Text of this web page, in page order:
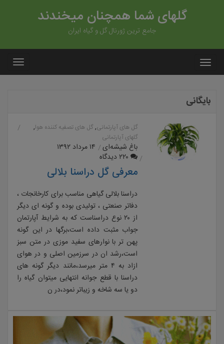
گلهای شما همچنان میخندند
جامع ترین ژورنال گل و گیاه ایران
بایگانی
گل های آپارتمانی, گل های تصفیه کننده هوا,
گلهای آپارتمانی
باغ شیشه‌ای
۱۴ مرداد ۱۳۹۲
۲۲۰ دیدگاه
معرفی گل دراسنا بلالی
دراسنا بلالی گیاهی مناسب برای کارخانجات ،
دفاتر صنعتی ، تولیدی بوده و گونه ای دیگر
از ۲۰ نوع دراسناست که به شرایط آپارتمان
جواب مثبت داده است،برگها در این گونه
پهن تر با نوارهای سفید موزی در متن سبز
است،رشد ان در سرزمین اصلی و در هوای
ازاد به ۴ متر میرسد،مانند دیگر گونه های
دراسنا با قطع جوانه انتهایی میتوان گیاه را
دو یا سه شاخه و زیباتر نمود،در ن